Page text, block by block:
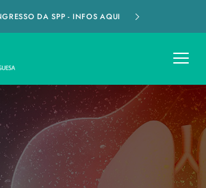
DA SPP - INFOS AQUI